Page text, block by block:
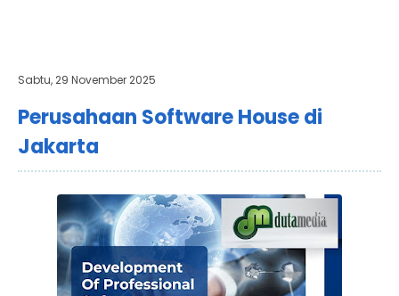
Sabtu, 29 November 2025
Perusahaan Software House di
Jakarta